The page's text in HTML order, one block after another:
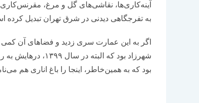
آینه‌کاری‌ها، نقاشی‌های گل و مرغ،
به تفرجگاهی دیدنی در شرق تهران تبدیل کرده
اگر به این عمارت سری زدید و فضاهای آن کمی
شهرزاد بود که
بود که به همین‌خاطر، اینجا را باغ اناری هم